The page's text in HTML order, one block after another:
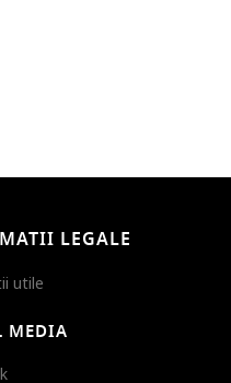
LEGALE
utile
MEDIA